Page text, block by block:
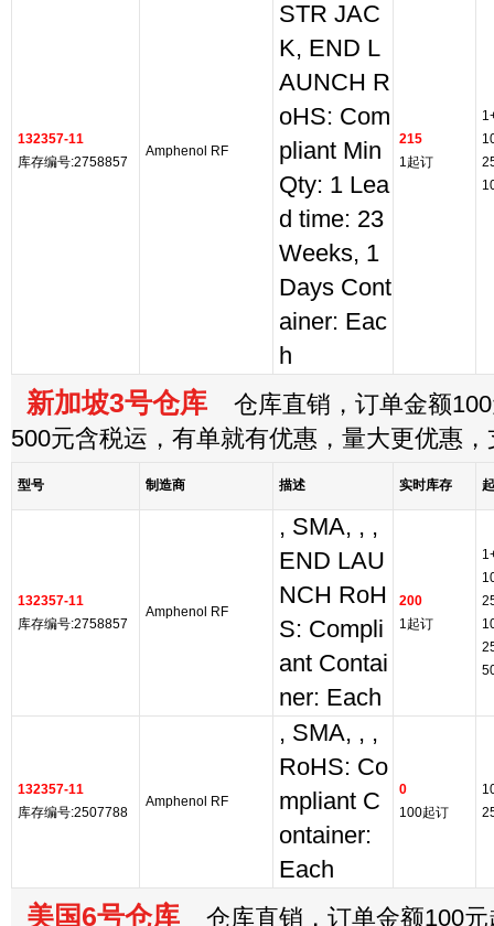
132357-11
库存编号:2758857
Amphenol RF
STR JAC
K, END L
AUNCH R
oHS: Com
pliant Min
Qty: 1 Lea
d time: 23
Weeks, 1
Days Cont
ainer: Eac
h
215
1起订
新加坡3号仓库 仓库直销，订单金额
500元含税运，有单就有优惠，量大更优惠
型号 制造商 描述 实时库存
132357-11
库存编号:2758857
Amphenol RF
, SMA, , ,
END LAU
NCH RoH
S: Compli
ant Contai
ner: Each
200
1起订
132357-11
库存编号:2507788
Amphenol RF
, SMA, , ,
RoHS: Co
mpliant C
ontainer:
Each
0
100起订
美国6号仓库 仓库直销，订单金额100元